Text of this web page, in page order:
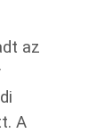
az
A